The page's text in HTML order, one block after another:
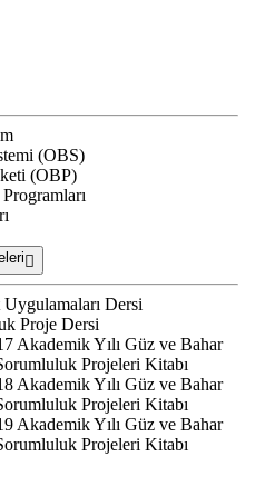
(OBS)
(OBP)
Dersi
Proje Dersi
Akademik Yılı Güz ve Bahar
Projeleri Kitabı
Akademik Yılı Güz ve Bahar
Projeleri Kitabı
Akademik Yılı Güz ve Bahar
Projeleri Kitabı